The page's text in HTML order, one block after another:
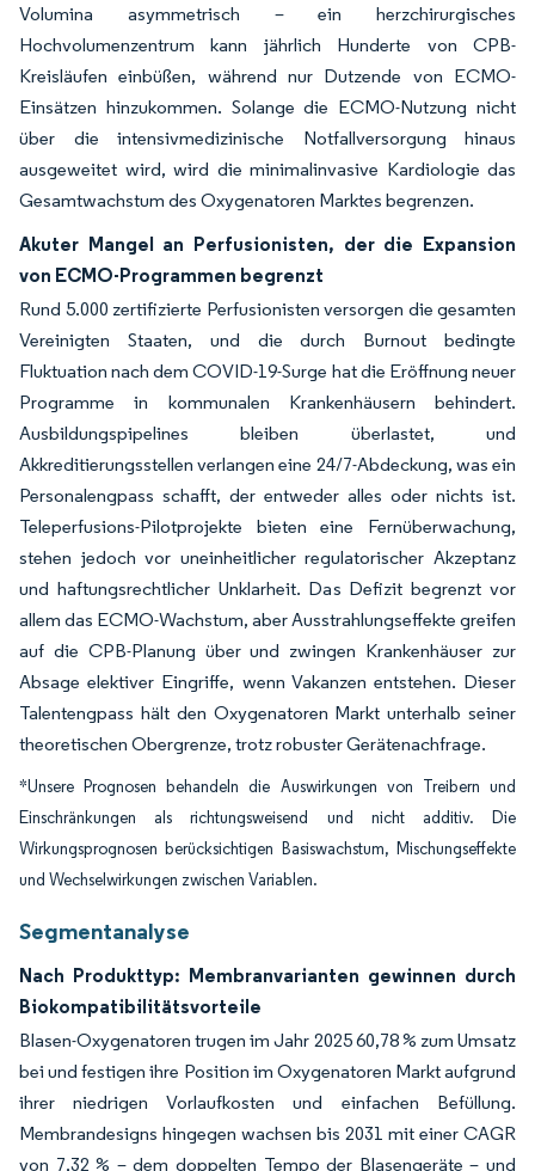
Volumina asymmetrisch – ein herzchirurgisches
Hochvolumenzentrum kann jährlich Hunderte von CPB-
Kreisläufen einbüßen, während nur Dutzende von ECMO-
Einsätzen hinzukommen. Solange die ECMO-Nutzung nicht
über die intensivmedizinische Notfallversorgung hinaus
ausgeweitet wird, wird die minimalinvasive Kardiologie das
Gesamtwachstum des Oxygenatoren Marktes begrenzen.
Akuter Mangel an Perfusionisten, der die Expansion
von ECMO-Programmen begrenzt
Rund 5.000 zertifizierte Perfusionisten versorgen die gesamten
Vereinigten Staaten, und die durch Burnout bedingte
Fluktuation nach dem COVID-19-Surge hat die Eröffnung neuer
Programme in kommunalen Krankenhäusern behindert.
Ausbildungspipelines bleiben überlastet, und
Akkreditierungsstellen verlangen eine 24/7-Abdeckung, was ein
Personalengpass schafft, der entweder alles oder nichts ist.
Teleperfusions-Pilotprojekte bieten eine Fernüberwachung,
stehen jedoch vor uneinheitlicher regulatorischer Akzeptanz
und haftungsrechtlicher Unklarheit. Das Defizit begrenzt vor
allem das ECMO-Wachstum, aber Ausstrahlungseffekte greifen
auf die CPB-Planung über und zwingen Krankenhäuser zur
Absage elektiver Eingriffe, wenn Vakanzen entstehen. Dieser
Talentengpass hält den Oxygenatoren Markt unterhalb seiner
theoretischen Obergrenze, trotz robuster Gerätenachfrage.
*Unsere Prognosen behandeln die Auswirkungen von Treibern und
Einschränkungen als richtungsweisend und nicht additiv. Die
Wirkungsprognosen berücksichtigen Basiswachstum, Mischungseffekte
und Wechselwirkungen zwischen Variablen.
Segmentanalyse
Nach Produkttyp: Membranvarianten gewinnen durch
Biokompatibilitätsvorteile
Blasen-Oxygenatoren trugen im Jahr 2025 60,78 % zum Umsatz
bei und festigen ihre Position im Oxygenatoren Markt aufgrund
ihrer niedrigen Vorlaufkosten und einfachen Befüllung.
Membrandesigns hingegen wachsen bis 2031 mit einer CAGR
von 7,32 % – dem doppelten Tempo der Blasengeräte – und